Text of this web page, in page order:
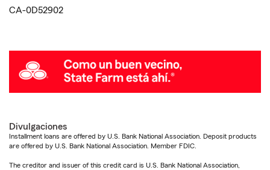
CA-0D52902
Divulgaciones
Installment loans are offered by U.S. Bank National Association. Deposit products
are offered by U.S. Bank National Association. Member FDIC.
The creditor and issuer of this credit card is U.S. Bank National Association,